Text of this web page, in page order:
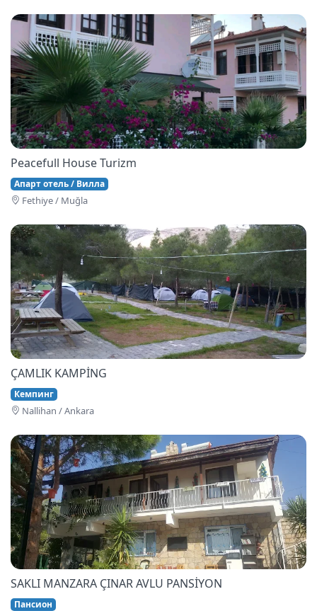
Peacefull House Turizm
Апарт отель / Вилла
Fethi̇ye / Muğla
ÇAMLIK KAMPİNG
Кемпинг
Nallihan / Ankara
SAKLI MANZARA ÇINAR AVLU PANSİYON
Пансион